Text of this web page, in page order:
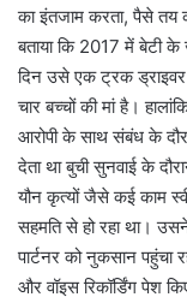
का इंतजाम करता, पैसे तय
बताया कि 2017 में बेटी
दिन उसे एक ट्रक
चार बच्चों की मां है।
आरोपी के साथ संबंध के
देता था बुची सुनवाई के
यौन कृत्यों जैसे कई काम
सहमति से हो रहा था।
पार्टनर को नुकसान पहुंचा
और वॉइस रिकॉर्डिंग पेश